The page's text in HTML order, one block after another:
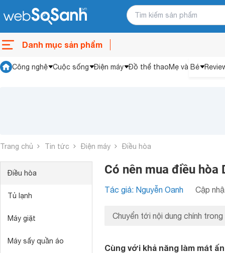
Danh mục sản phẩm
Công nghệ Cuộc sống Điện máy Đồ thể thaoMẹ và Bé
Trang chủ Tin tức Điện máy Điều hòa
Điều hòa
Tủ lạnh
Máy giặt
Máy sấy quần áo
Có nên mua điều hòa
Tác giả: Nguyễn Oanh Cập
Chuyển tới nội dung chính trong
Cùng với khả năng làm mát